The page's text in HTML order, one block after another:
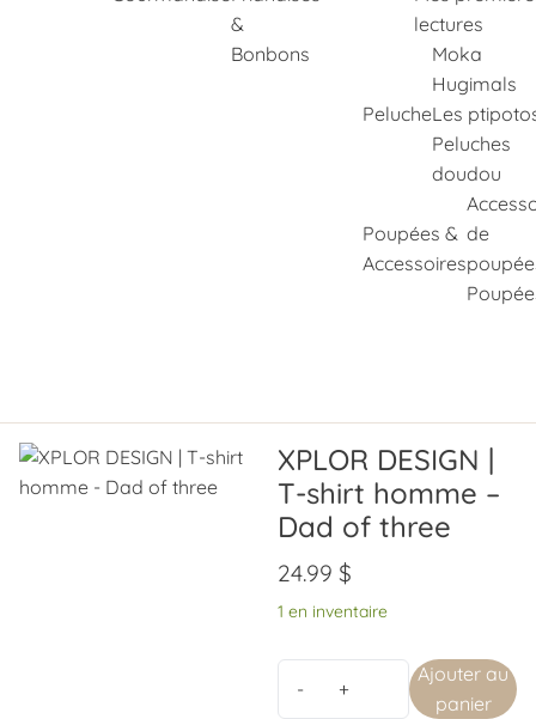
&
Bonbons
lectures
Peluche
Moka
Hugimals
Les
Peluches
doudou
Poupées &
Accessoires
de
XPLOR DESIGN |
T-shirt homme –
Dad of three
24.99$
1 en inventaire
Ajouter au
panier